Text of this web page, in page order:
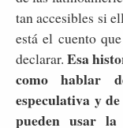
tan accesibles si
está el cuento
declarar. Esa
como hablar
especulativa y
pueden usar